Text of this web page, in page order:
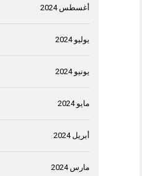
أغسطس 2024
يوليو 2024
يونيو 2024
مايو 2024
أبريل 2024
مارس 2024